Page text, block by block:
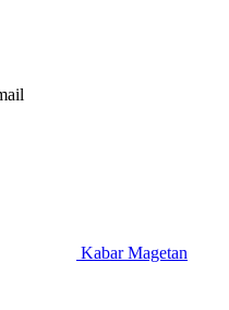
Kabar Magetan